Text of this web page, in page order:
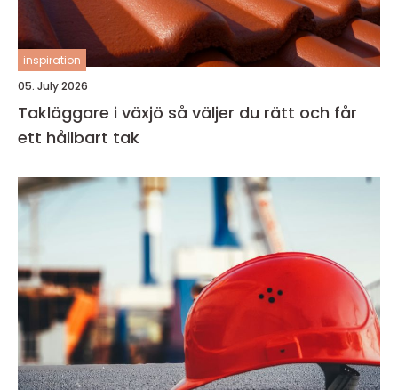
inspiration
05. July 2026
Takläggare i växjö så väljer du rätt och får
ett hållbart tak